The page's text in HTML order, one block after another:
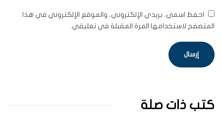
احفظ اسمي، بريدي الإلكتروني، والموقع الإلكتروني في هذا
المتصفح لاستخدامها المرة المقبلة في تعليقي.
كتب ذات صلة